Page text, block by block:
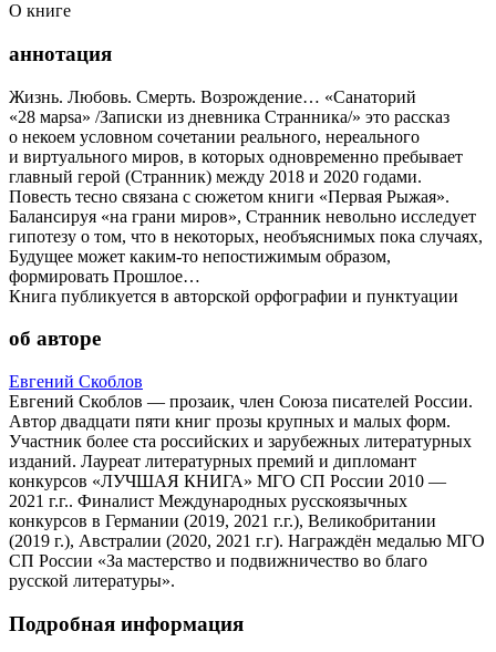
О книге
аннотация
Жизнь. Любовь. Смерть. Возрождение… «Санаторий
«28 марsа» /Записки из дневника Странника/» это рассказ
о некоем условном сочетании реального, нереального
и виртуального миров, в которых одновременно пребывает
главный герой (Странник) между 2018 и 2020 годами.
Повесть тесно связана с сюжетом книги «Первая Рыжая».
Балансируя «на грани миров», Странник невольно исследует
гипотезу о том, что в некоторых, необъяснимых пока случаях,
Будущее может каким-то непостижимым образом,
формировать Прошлое…
Книга публикуется в авторской орфографии и пунктуации
об авторе
Евгений Скоблов
Евгений Скоблов — прозаик, член Союза писателей России.
Автор двадцати пяти книг прозы крупных и малых форм.
Участник более ста российских и зарубежных литературных
изданий. Лауреат литературных премий и дипломант
конкурсов «ЛУЧШАЯ КНИГА» МГО СП России 2010 —
2021 г.г.. Финалист Международных русскоязычных
конкурсов в Германии (2019, 2021 г.г.), Великобритании
(2019 г.), Австралии (2020, 2021 г.г). Награждён медалью МГО
СП России «За мастерство и подвижничество во благо
русской литературы».
Подробная информация